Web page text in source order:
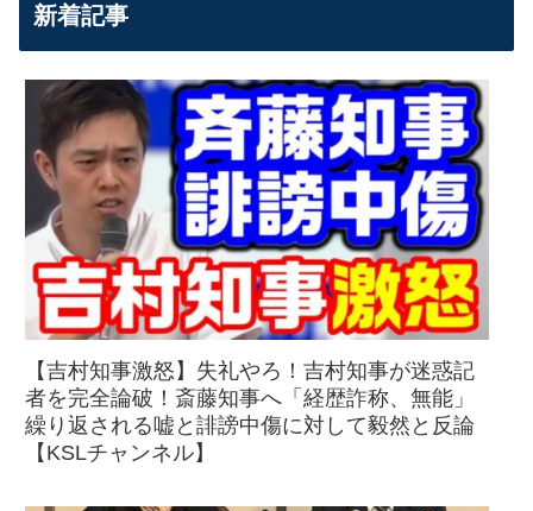
新着記事
【吉村知事激怒】失礼やろ！吉村知事が迷惑記
者を完全論破！斎藤知事へ「経歴詐称、無能」
繰り返される嘘と誹謗中傷に対して毅然と反論
【KSLチャンネル】